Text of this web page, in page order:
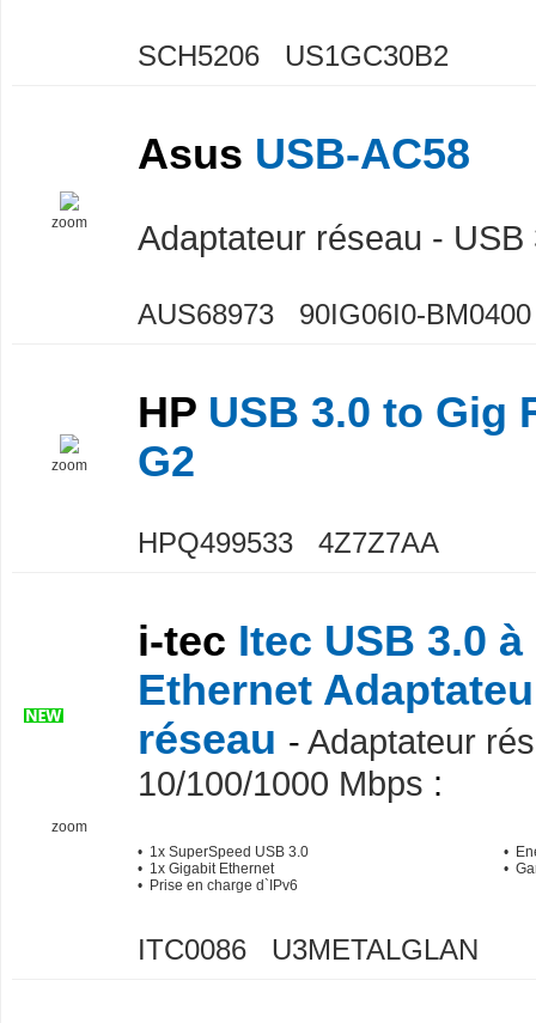
SCH5206 US1GC30B2
zoom
Asus USB-AC58
Adaptateur réseau - USB
AUS68973 90IG06I0-BM0400
zoom
HP USB 3.0 to Gig
G2
HPQ499533 4Z7Z7AA
zoom
i-tec Itec USB 3.0
Ethernet
réseau - Adaptateur
10/100/1000 Mbps :
• 1x SuperSpeed USB 3.0
• 1x Gigabit Ethernet
• Prise en charge d`IPv6
•
•
ITC0086 U3METALGLAN